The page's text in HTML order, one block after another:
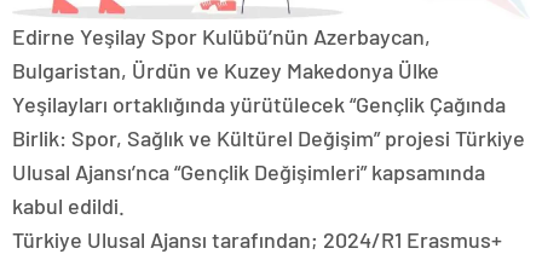
Edirne Yeşilay Spor Kulübü’nün Azerbaycan,
Bulgaristan, Ürdün ve Kuzey Makedonya Ülke
Yeşilayları ortaklığında yürütülecek “Gençlik Çağında
Birlik: Spor, Sağlık ve Kültürel Değişim” projesi Türkiye
Ulusal Ajansı’nca “Gençlik Değişimleri” kapsamında
kabul edildi.
Türkiye Ulusal Ajansı tarafından; 2024/R1 Erasmus+